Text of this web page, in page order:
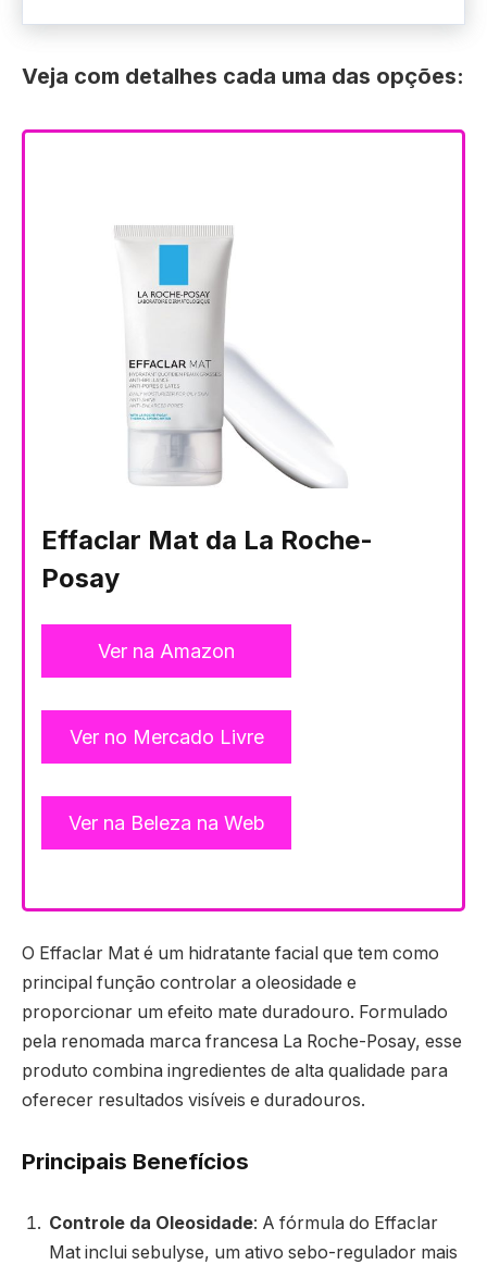
Veja com detalhes cada uma das opções:
Effaclar Mat da La Roche-
Posay
Ver na Amazon
Ver no Mercado Livre
Ver na Beleza na Web
O Effaclar Mat é um hidratante facial que tem como
principal função controlar a oleosidade e
proporcionar um efeito mate duradouro. Formulado
pela renomada marca francesa La Roche-Posay, esse
produto combina ingredientes de alta qualidade para
oferecer resultados visíveis e duradouros.
Principais Benefícios
Controle da Oleosidade: A fórmula do Effaclar
Mat inclui sebulyse, um ativo sebo-regulador mais